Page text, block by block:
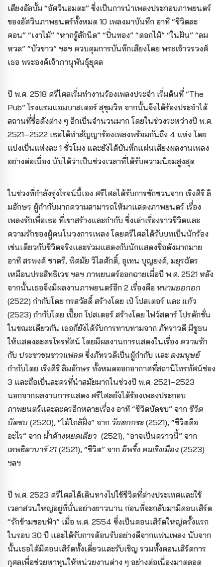
เสียงอัลบั้ม “อัศวินอมตะ” ซึ่งเป็นการนำเพลงประกอบภาพยนตร์
ของอัศวินภาพยนตร์ทั้งหมด 10 เพลงมาบันทึก อาทิ “ชีวิตละ
คอน” “เงาไม้” “หากรู้สักนิด” “ปิ่นทอง” “ดอกไม้” “ในฝัน” “ลม
หวล” “บัวขาว” ฯลฯ ควบคุมการบันทึกเสียงโดย พระเจ้าวรวงศ์
เธอ พระองค์เจ้าภานุพันธุ์ยุคล
ปี พ.ศ. 2518 ศรีไศลเริ่มทำงานร้องเพลงประจํา เริ่มต้นที่ “The
Pub” โรงแรมแอมบาสเดอร์ สุขุมวิท จากนั้นจึงได้ร้องประจำได้
สถานที่ชื่อดังต่าง ๆ อีกเป็นจำนวนมาก โดยในช่วงระหว่างปี พ.ศ.
2521–2522 เธอได้ทำสัญญาร้องเพลงพร้อมกันถึง 4 แห่ง โดย
แบ่งเป็นแห่งละ 1 ชั่วโมง และยังได้บันทึกแผ่นเสียงผลงานเพลง
อย่างต่อเนื่อง นับได้ว่าเป็นช่วงเวลาที่ได้รับความนิยมสูงสุด
ในช่วงที่กำลังรุ่งโรจน์นี้เอง ศรีไศลได้รับการชักชวนจาก เริงศิริ ลิ
มอักษร ผู้กำกับมากความสามารถให้มาแสดงภาพยนตร์ เรื่อง
เพลงรักเพื่อเธอ ที่เขาสร้างและกำกับ ซึ่งเล่าเรื่องราวชีวิตและ
ความรักของผู้คนในวงการเพลง โดยศรีไศลได้รับบทเป็นนักร้อง
เช่นเดียวกับชีวิตจริงและร่วมแสดงกับนักแสดงชื่อดังมากมาย
อาทิ สรพงศ์ ชาตรี, พิศมัย วิไลศักดิ์, อุเทน บุญยงค์, มยุรฉัตร
เหมือนประสิทธิเวช ฯลฯ ภาพยนตร์ออกฉายเมื่อปี พ.ศ. 2521 หลัง
จากนั้นเธอจึงมีผลงานภาพยนตร์อีก 2 เรื่องคือ หนามยอกอก
(2522) กำกับโดย กรสวัสดิ์ สร้างโดย เป๋ โปสเตอร์ และ แก้ว
(2523) กำกับโดย เปี๊ยก โปสเตอร์ สร้างโดย ไฟว์สตาร์ โปรดักชั่น
ในขณะเดียวกัน เธอก็ยังได้รับการทาบทามจาก ภัทราวดี มีชูธน
ให้แสดงละครโทรทัศน์ โดยมีผลงานการแสดงในเรื่อง ความรัก
กับ ประชาชนชาวแฟลต ซึ่งภัทรวดีเป็นผู้กำกับ และ ดงมนุษย์
กำกับโดย เริงศิริ ลิมอักษร ทั้งหมดออกอากาศที่สถานีโทรทัศน์ช่อง
3 และถือเป็นละครที่นำสมัยมากในช่วงปี พ.ศ. 2521–2523
นอกจากผลงานการแสดง ศรีไศลยังได้ร้องเพลงประกอบ
ภาพยนตร์และละครอีกหลายเรื่อง อาทิ “ชีวิตบัดซบ” จาก ชีวิต
บัดซบ (2520), “ไม้ใกล้ฝั่ง” จาก วัยตกกระ(2521), “ชีวิตคือ
อะไร” จาก น้ำค้างหยดเดียว (2521), “อาจเป็นคราวนี้” จาก
เทพธิดาบาร์ 21 (2521), “ชีวิต” จาก อีพริ้ง คนเริงเมือง (2523)
ฯลฯ
ปี พ.ศ. 2523 ศรีไศลได้เดินทางไปใช้ชีวิตที่ต่างประเทศและใช้
เวลาส่วนใหญ่อยู่ที่นั่นอย่างยาวนาน ก่อนที่จะกลับมามีคอนเสิร์ต
“รักข้ามขอบฟ้า” เมื่อ พ.ศ. 2554 ซึ่งเป็นคอนเสิร์ตใหญ่ครั้งแรก
ในรอบ 30 ปี และได้รับการต้อนรับอย่างดีจากแฟนเพลง นับจาก
นั้นเธอได้มีคอนเสิร์ตทั้งเดี่ยวและรับเชิญ รวมทั้งคอนเสิร์ตการ
กุศลเพื่อช่วยหาทุนให้หน่วยงานต่าง ๆ อย่างต่อเนื่องมาตลอด